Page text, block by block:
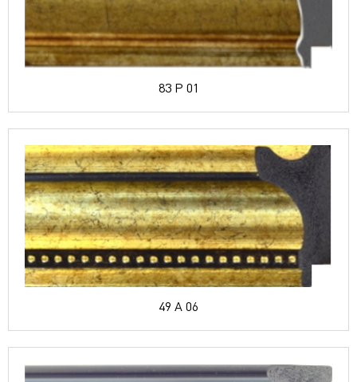
83 P 01
49 A 06